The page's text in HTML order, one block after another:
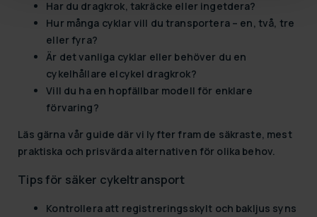
Har du dragkrok, takräcke eller ingetdera?
Hur många cyklar vill du transportera – en, två, tre
eller fyra?
Är det vanliga cyklar eller behöver du en
cykelhållare elcykel dragkrok?
Vill du ha en hopfällbar modell för enklare
förvaring?
Läs gärna vår guide där vi lyfter fram de säkraste, mest
praktiska och prisvärda alternativen för olika behov.
Tips för säker cykeltransport
Kontrollera att registreringsskylt och bakljus syns